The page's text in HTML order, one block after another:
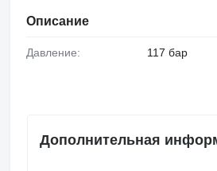
Описание
Давление: 117 бар
Дополнительная